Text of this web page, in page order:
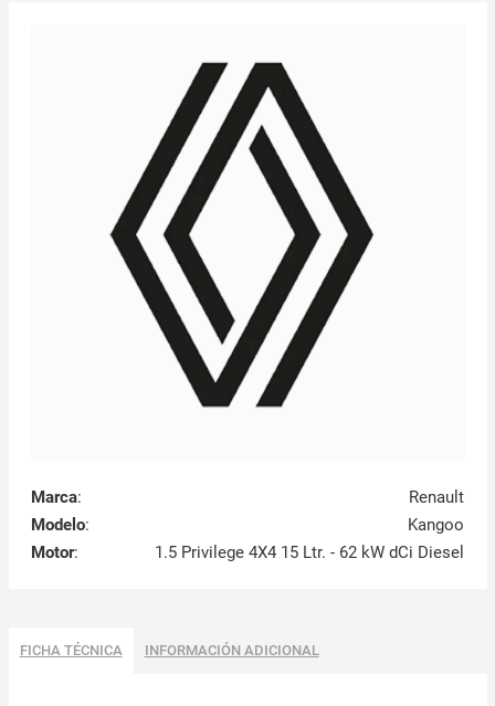
Marca:
Renault
Modelo:
Kangoo
Motor: 1.5 Privilege 4X4 15 Ltr. - 62 kW dCi Diesel
FICHA TÉCNICA INFORMACIÓN ADICIONAL